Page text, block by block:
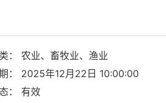
： 农业、畜牧业、渔业
： 2025年12月22日 10:00:00
： 有效